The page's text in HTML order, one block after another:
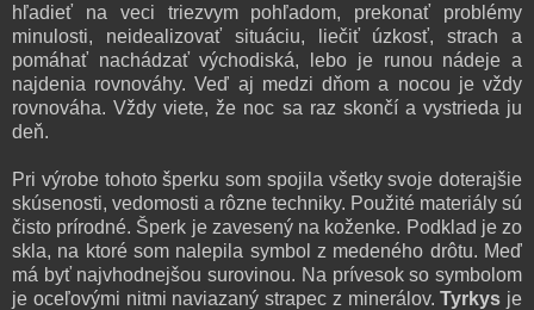
hľadieť na veci triezvym pohľadom, prekonať problémy
minulosti, neidealizovať situáciu, liečiť úzkosť, strach a
pomáhať nachádzať východiská, lebo je runou nádeje a
najdenia rovnováhy. Veď aj medzi dňom a nocou je vždy
rovnováha. Vždy viete, že noc sa raz skončí a vystrieda ju
deň.
Pri výrobe tohoto šperku som spojila všetky svoje doterajšie
skúsenosti, vedomosti a rôzne techniky. Použité materiály sú
čisto prírodné. Šperk je zavesený na koženke. Podklad je zo
skla, na ktoré som nalepila symbol z medeného drôtu. Meď
má byť najvhodnejšou surovinou. Na prívesok so symbolom
je oceľovými nitmi naviazaný strapec z minerálov.Tyrkys je